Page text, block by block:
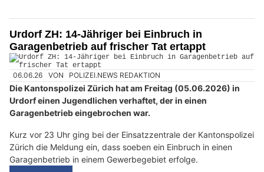
Urdorf ZH: 14-Jähriger bei Einbruch in
Garagenbetrieb auf frischer Tat ertappt
06.06.26 VON POLIZEI.NEWS REDAKTION
Die Kantonspolizei Zürich hat am Freitag (05.06.2026) in
Urdorf einen Jugendlichen verhaftet, der in einen
Garagenbetrieb eingebrochen war.
Kurz vor 23 Uhr ging bei der Einsatzzentrale der Kantonspolizei
Zürich die Meldung ein, dass soeben ein Einbruch in einen
Garagenbetrieb in einem Gewerbegebiet erfolge.